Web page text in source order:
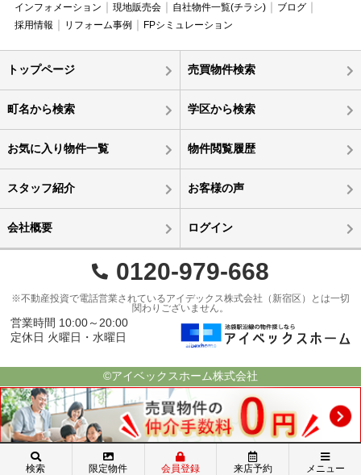
インフォメーション
現地販売会 自社物件一覧(チラシ)
ブログ
採用情報
リフォーム事例 FPシミュレーション
トップページ 売買物件検索
町名から検索 学区から検索
お気に入り物件一覧 物件閲覧履歴
スタッフ紹介 お客様の声
会社概要 ログイン
0120-979-668
※不動産投資で電話営業されているアイデックス株式会社（新宿区）とは一切
関わりございません。
営業時間 10:00～20:00
定休日 火曜日・水曜日
©アイベックスホーム株式会社
検索 限定物件 会員登録 来店予約 メニュー